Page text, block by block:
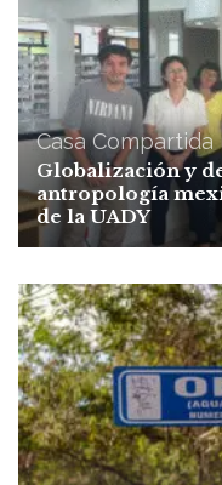
Casa Compartida
Globalización y
antropología
de la UADY